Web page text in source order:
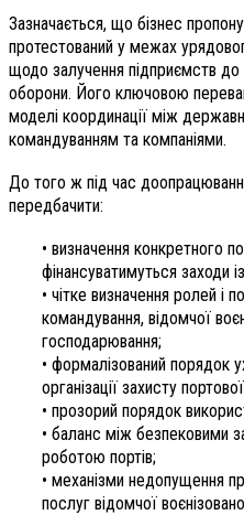
Зазначається, що бізнес
протестований у межах
щодо залучення підприємств до
оборони. Його ключовою
моделі координації між
командуванням та компаніями.
До того ж під час
передбачити:
• визначення конкретного
фінансуватимуться заходи
• чітке визначення ролей і
командування, відомчої
господарювання;
• формалізований порядок
організації захисту
• прозорий порядок
• баланс між безпековими
роботою портів;
• механізми недопущення
послуг відомчої